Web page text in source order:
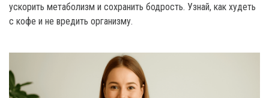
ускорить метаболизм и сохранить бодрость. Узнай, как худеть
с кофе и не вредить организму.